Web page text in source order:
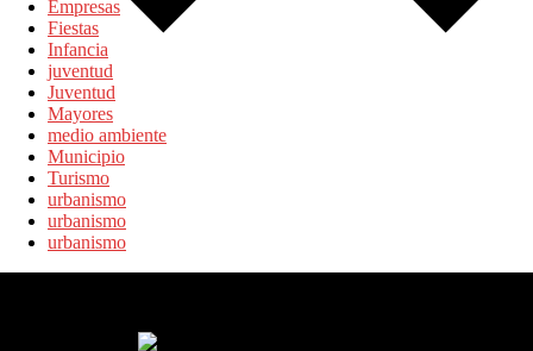
Empresas
Fiestas
Infancia
juventud
Juventud
Mayores
medio ambiente
Municipio
Turismo
urbanismo
urbanismo
urbanismo